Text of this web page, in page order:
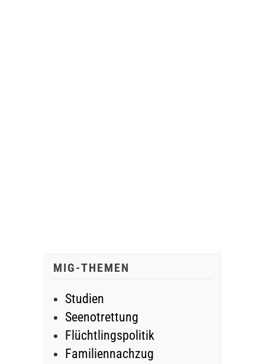
MIG-THEMEN
Studien
Seenotrettung
Flüchtlingspolitik
Familiennachzug